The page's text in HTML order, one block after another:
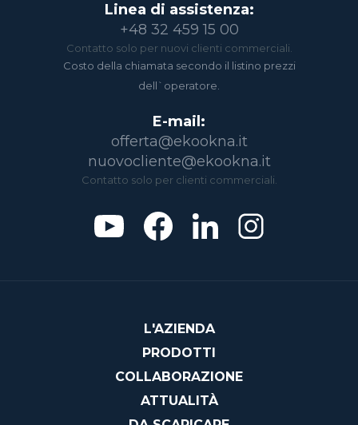
Linea di assistenza:
+48 32 459 15 00
Contatto solo per nuovi clienti commerciali.
Costo della chiamata secondo il listino prezzi
dell`operatore.
E-mail:
offerta@ekookna.it
nuovocliente@ekookna.it
Contatto solo per clienti commerciali.
L'AZIENDA
PRODOTTI
COLLABORAZIONE
ATTUALITÀ